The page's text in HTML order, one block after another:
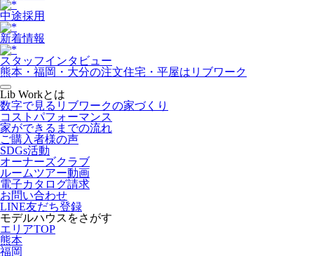
中途採用
新着情報
スタッフインタビュー
熊本・福岡・大分の注文住宅・平屋はリブワーク
Lib Workとは
数字で見るリブワークの家づくり
コストパフォーマンス
家ができるまでの流れ
ご購入者様の声
SDGs活動
オーナーズクラブ
ルームツアー動画
電子カタログ請求
お問い合わせ
LINE友だち登録
モデルハウスをさがす
エリアTOP
熊本
福岡